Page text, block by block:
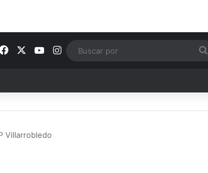
FacebookYouTube
Instagram
Villarrobledo